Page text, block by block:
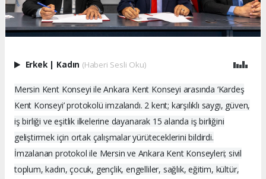
Erkek Kadın (Haberi Sesli Oku)
Mersin Kent Konseyi ile Ankara Kent Konseyi arasında ‘Kardeş
Kent Konseyi’ protokolü imzalandı. 2 kent; karşılıklı saygı, güven,
iş birliği ve eşitlik ilkelerine dayanarak 15 alanda iş birliğini
geliştirmek için ortak çalışmalar yürüteceklerini bildirdi.
İmzalanan protokol ile Mersin ve Ankara Kent Konseyleri; sivil
toplum, kadın, çocuk, gençlik, engelliler, sağlık, eğitim, kültür,